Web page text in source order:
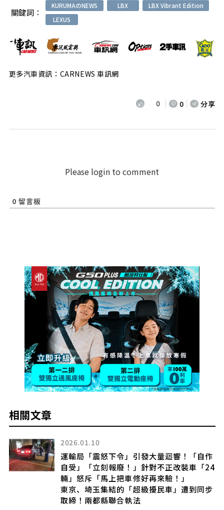
關鍵詞：
KURUMAのNEWS LBX
LBX Vibrant Edition
LEXUS
更多汽車資訊：CARNEWS 車訊網
0 0 分享
Please login to comment
0 留言板
相關文章
2026.01.10
運輸局「震怒下令」引發大量迴響！「自作
自受」「立刻報廢！」針對不正改裝車「24
輛」怒斥「馬上把車修好再來驗！」
東京、埼玉集結的「超級擾民車」遭到同步
取締！兩都縣聯合執法